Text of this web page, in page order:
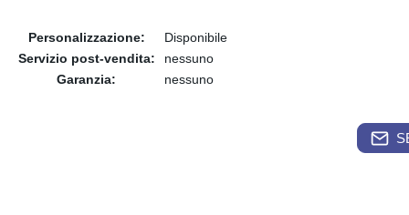
Personalizzazione:
Disponibile
Servizio post-vendita:
nessuno
Garanzia:
nessuno